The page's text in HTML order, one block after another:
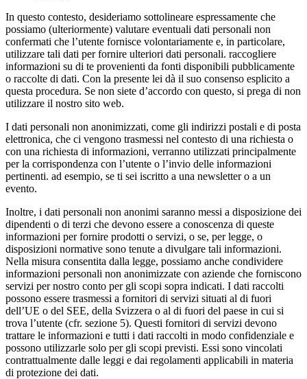
In questo contesto, desideriamo sottolineare espressamente che
possiamo (ulteriormente) valutare eventuali dati personali non
confermati che l’utente fornisce volontariamente e, in particolare,
utilizzare tali dati per fornire ulteriori dati personali. raccogliere
informazioni su di te provenienti da fonti disponibili pubblicamente
o raccolte di dati. Con la presente lei dà il suo consenso esplicito a
questa procedura. Se non siete d’accordo con questo, si prega di non
utilizzare il nostro sito web.
I dati personali non anonimizzati, come gli indirizzi postali e di posta
elettronica, che ci vengono trasmessi nel contesto di una richiesta o
con una richiesta di informazioni, verranno utilizzati principalmente
per la corrispondenza con l’utente o l’invio delle informazioni
pertinenti. ad esempio, se ti sei iscritto a una newsletter o a un
evento.
Inoltre, i dati personali non anonimi saranno messi a disposizione dei
dipendenti o di terzi che devono essere a conoscenza di queste
informazioni per fornire prodotti o servizi, o se, per legge, o
disposizioni normative sono tenute a divulgare tali informazioni.
Nella misura consentita dalla legge, possiamo anche condividere
informazioni personali non anonimizzate con aziende che forniscono
servizi per nostro conto per gli scopi sopra indicati. I dati raccolti
possono essere trasmessi a fornitori di servizi situati al di fuori
dell’UE o del SEE, della Svizzera o al di fuori del paese in cui si
trova l’utente (cfr. sezione 5). Questi fornitori di servizi devono
trattare le informazioni e tutti i dati raccolti in modo confidenziale e
possono utilizzarle solo per gli scopi previsti. Essi sono vincolati
contrattualmente dalle leggi e dai regolamenti applicabili in materia
di protezione dei dati.